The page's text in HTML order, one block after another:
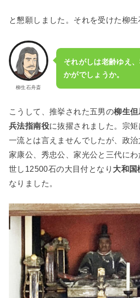
と懇願しました。それを受けた柳
柳生石舟斎
それがしは老齢ゆえ
かがでしょうか。
こうして、推挙された五男の柳生
兵法指南役に抜擢されました。宗
一流とは言えませんでしたが、政
家康公、秀忠公、家光公と三代に
世し12500石の大目付となり 大和国
なりました。